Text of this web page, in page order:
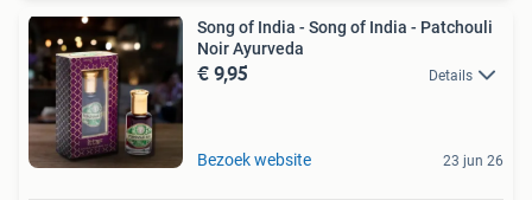
Song of India - Song of India - Patchouli
Noir Ayurveda
€ 9,95 Details
Bezoek website 23 jun 26